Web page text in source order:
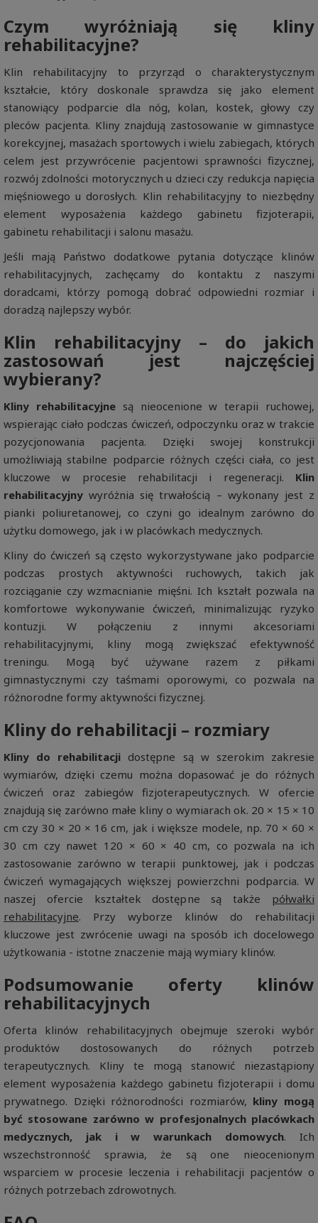
Czym wyróżniają się kliny
rehabilitacyjne?
Klin rehabilitacyjny to przyrząd o charakterystycznym
kształcie, który doskonale sprawdza się jako element
stanowiący podparcie dla nóg, kolan, kostek, głowy czy
pleców pacjenta. Kliny znajdują zastosowanie w gimnastyce
korekcyjnej, masażach sportowych i wielu zabiegach, których
celem jest przywrócenie pacjentowi sprawności fizycznej,
rozwój zdolności motorycznych u dzieci czy redukcja napięcia
mięśniowego u dorosłych. Klin rehabilitacyjny to niezbędny
element wyposażenia każdego gabinetu fizjoterapii,
gabinetu rehabilitacji i salonu masażu.
Jeśli mają Państwo dodatkowe pytania dotyczące klinów
rehabilitacyjnych, zachęcamy do kontaktu z naszymi
doradcami, którzy pomogą dobrać odpowiedni rozmiar i
doradzą najlepszy wybór.
Klin rehabilitacyjny – do jakich
zastosowań jest najczęściej
wybierany?
Kliny rehabilitacyjnesą nieocenione w terapii ruchowej,
wspierając ciało podczas ćwiczeń, odpoczynku oraz w trakcie
pozycjonowania pacjenta. Dzięki swojej konstrukcji
umożliwiają stabilne podparcie różnych części ciała, co jest
kluczowe w procesie rehabilitacji i regeneracji. Klin
rehabilitacyjny wyróżnia się trwałością – wykonany jest z
pianki poliuretanowej, co czyni go idealnym zarówno do
użytku domowego, jak i w placówkach medycznych.
Kliny do ćwiczeń są często wykorzystywane jako podparcie
podczas prostych aktywności ruchowych, takich jak
rozciąganie czy wzmacnianie mięśni. Ich kształt pozwala na
komfortowe wykonywanie ćwiczeń, minimalizując ryzyko
kontuzji. W połączeniu z innymi akcesoriami
rehabilitacyjnymi, kliny mogą zwiększać efektywność
treningu. Mogą być używane razem z piłkami
gimnastycznymi czy taśmami oporowymi, co pozwala na
różnorodne formy aktywności fizycznej.
Kliny do rehabilitacji – rozmiary
Kliny do rehabilitacji dostępne są w szerokim zakresie
wymiarów, dzięki czemu można dopasować je do różnych
ćwiczeń oraz zabiegów fizjoterapeutycznych. W ofercie
znajdują się zarówno małe kliny o wymiarach ok. 20 × 15 × 10
cm czy 30 × 20 × 16 cm, jak i większe modele, np. 70 × 60 ×
30 cm czy nawet 120 × 60 × 40 cm, co pozwala na ich
zastosowanie zarówno w terapii punktowej, jak i podczas
ćwiczeń wymagających większej powierzchni podparcia. W
naszej ofercie kształtek dostępne są także półwałki
rehabilitacyjne. Przy wyborze klinów do rehabilitacji
kluczowe jest zwrócenie uwagi na sposób ich docelowego
użytkowania - istotne znaczenie mają wymiary klinów.
Podsumowanie oferty klinów
rehabilitacyjnych
Oferta klinów rehabilitacyjnych obejmuje szeroki wybór
produktów dostosowanych do różnych potrzeb
terapeutycznych. Kliny te mogą stanowić niezastąpiony
element wyposażenia każdego gabinetu fizjoterapii i domu
prywatnego. Dzięki różnorodności rozmiarów, kliny mogą
być stosowane zarówno w profesjonalnych placówkach
medycznych, jak i w warunkach domowych. Ich
wszechstronność sprawia, że są one nieocenionym
wsparciem w procesie leczenia i rehabilitacji pacjentów o
różnych potrzebach zdrowotnych.